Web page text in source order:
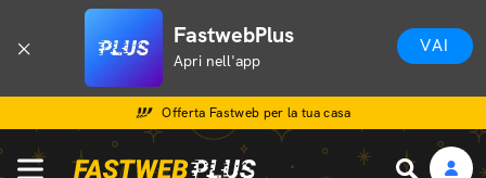
FastwebPlus
Apri nell'app
VAI
Offerta Fastweb per la tua casa